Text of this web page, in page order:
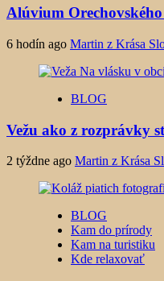
Alúvium
6 hodín ago Martin z Krása
BLOG
Vežu ako z rozprávky
2 týždne ago Martin z Krása
BLOG
Kam do prírody
Kam na turistiku
Kde relaxovať